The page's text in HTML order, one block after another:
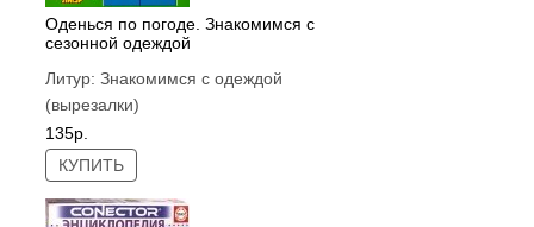
Оденься по погоде. Знакомимся с
сезонной одеждой
Литур:Знакомимся с одеждой
(вырезалки)
135р.
КУПИТЬ